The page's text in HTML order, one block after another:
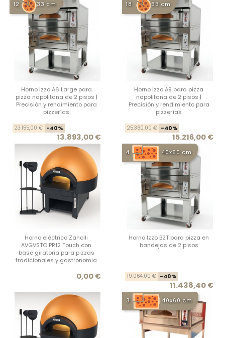
12 33 cm
Horno Izzo A6 Large para
pizza napolitana de 2 pisos |
Precisión y rendimiento para
pizzerías
Precio base
23.155,00 € -40%
13.893,00 €
18 33 cm
Horno Izzo A9 para pizza
napolitana de 2 pisos |
Precisión y rendimiento para
pizzerías
25.360,00 € -40%
15.216,00 €
Horno eléctrico Zanolli
AVGVSTO PR12 Touch con
base giratoria para pizzas
tradicionales y gastronomia
Precio
0,00 €
4 40x60 cm
Horno Izzo B2T para pizza en
bandejas de 2 pisos
19.064,00 € -40%
11.438,40 €
3 40x60 cm